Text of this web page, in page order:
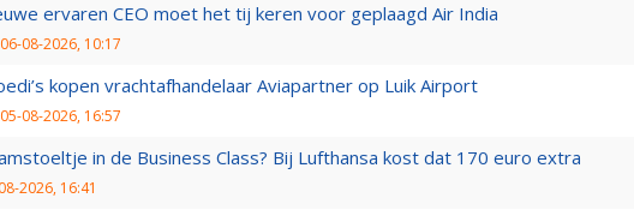
ervaren CEO moet het tij keren voor geplaagd Air India
06-08-2026, 10:17
kopen vrachtafhandelaar Aviapartner op Luik Airport
05-08-2026, 16:57
in de Business Class? Bij Lufthansa kost dat 170 euro extra
2026, 16:41